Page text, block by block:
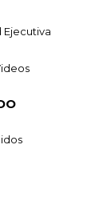
Ejecutiva